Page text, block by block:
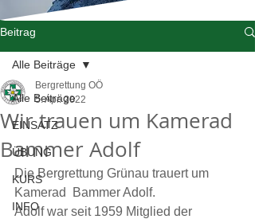
Beitrag
Alle Beiträge
EINSATZ
ÜBUNG
KURS
INFO
Alle Beiträge
Wir trauen um Kamerad
Bammer Adolf
Bergrettung OÖ
5. Apr. 2022
Die Bergrettung Grünau trauert um
Kamerad  Bammer Adolf.
Adolf war seit 1959 Mitglied der